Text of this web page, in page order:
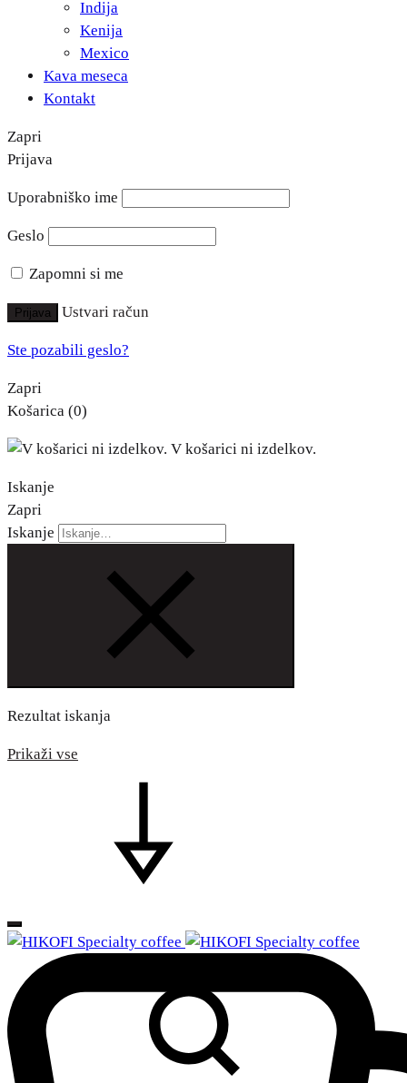
Indija
Kenija
Mexico
Kava meseca
Kontakt
Zapri
Prijava
Uporabniško ime
Geslo
Zapomni si me
Prijava Ustvari račun
Ste pozabili geslo?
Zapri
Košarica (0)
V košarici ni izdelkov.
Iskanje
Zapri
Iskanje
Rezultat iskanja
Prikaži vse